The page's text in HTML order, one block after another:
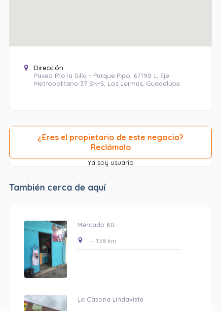
Dirección :
Paseo Río la Silla - Parque Pipo, 67190 L, Eje
Metropolitano 37 SN-S, Los Lermas, Guadalupe
¿Eres el propietario de este negocio?
Reclámalo
Ya soy usuario
También cerca de aquí
Mercado 80
— 1.58 km
La Casona Lindavista